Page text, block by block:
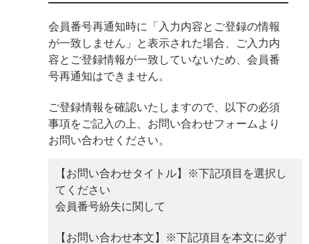
会員番号再通知時に「入力内容とご登録の情報
が一致しません」と表示された場合、ご入力内
容とご登録情報が一致していないため、会員番
号再通知はできません。
ご登録情報を確認いたしますので、以下の必須
事項をご記入の上、お問い合わせフォームより
お問い合わせください。
【お問い合わせタイトル】※下記項目を選択し
てください
会員番号紛失に関して
【お問い合わせ本文】※下記項目を本文に必ず